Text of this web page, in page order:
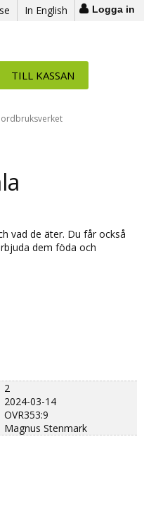
In English Logga in
TILL KASSAN
vad de äter. Du får också
dem föda och
2
2024-03-14
OVR353:9
Magnus Stenmark